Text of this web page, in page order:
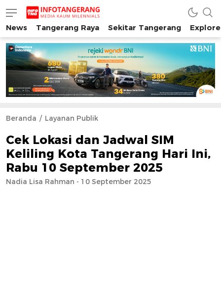
INFO TANGERANG
Media Kaum Millenials Tangerang Raya
News Tangerang Raya Sekitar Tangerang
Beranda Layanan Publik
Cek Lokasi dan Jadwal SIM
Keliling Kota Tangerang Hari Ini,
Rabu 10 September 2025
Nadia Lisa Rahman - 10 September 2025